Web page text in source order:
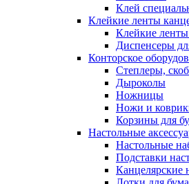
Клей
Клейкие ленты
Клейкие
Диспенсеры
Конторское
Степлеры,
Дыроколы
Ножницы
Ножи и
Корзины для
Настольные
Настольные
Подставки
Канцелярские